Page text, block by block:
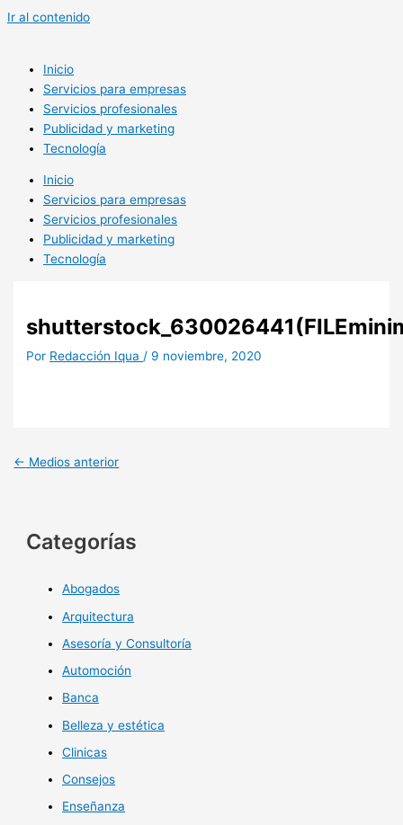
Ir al contenido
Inicio
Servicios para empresas
Servicios profesionales
Publicidad y marketing
Tecnología
Inicio
Servicios para empresas
Servicios profesionales
Publicidad y marketing
Tecnología
Por Redacción Iqua / 9 noviembre, 2020
← Medios anterior
Categorías
Abogados
Arquitectura
Asesoría y Consultoría
Automoción
Banca
Belleza y estética
Clinicas
Consejos
Enseñanza